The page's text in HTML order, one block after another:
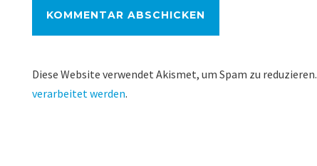
Diese Website verwendet Akismet, um Spam zu reduzieren.
verarbeitet werden.